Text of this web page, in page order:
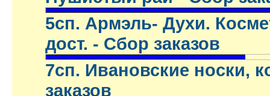
5сп. Армэль- Духи.
дост. - Сбор заказов
7сп. Ивановские носки,
заказов